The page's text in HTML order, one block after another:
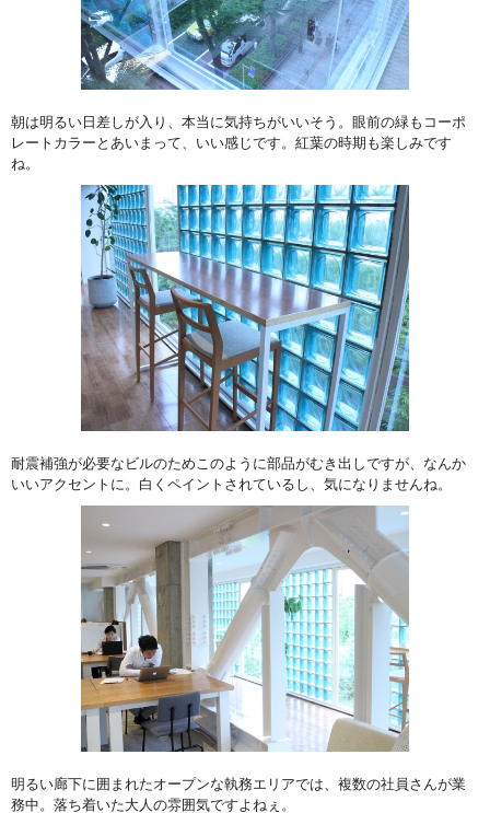
朝は明るい日差しが入り、本当に気持ちがいいそう。眼前の緑もコーポ
レートカラーとあいまって、いい感じです。紅葉の時期も楽しみです
ね。
耐震補強が必要なビルのためこのように部品がむき出しですが、なんか
いいアクセントに。白くペイントされているし、気になりませんね。
明るい廊下に囲まれたオープンな執務エリアでは、複数の社員さんが業
務中。落ち着いた大人の雰囲気ですよねぇ。